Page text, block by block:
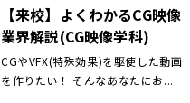
【来校】よくわかるCG映像
業界解説(CG映像学科)
CGやVFX(特殊効果)を駆使した動画
を作りたい！ そんなあなたにお...